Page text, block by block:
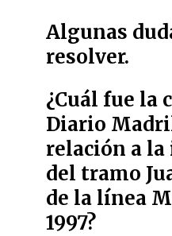
Algunas
resolver.
¿Cuál fue la
Diario
relación a
del tramo
de la línea
1997?